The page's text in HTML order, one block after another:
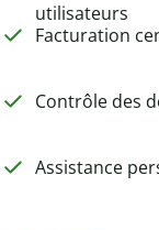
utilisateurs
Facturation
Contrôle des
Assistance